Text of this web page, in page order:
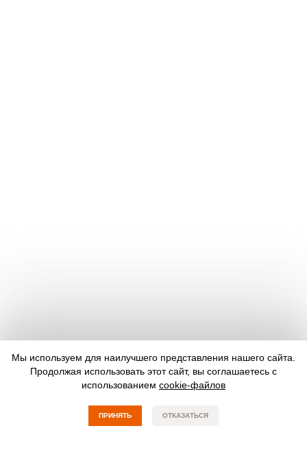
Мы используем для наилучшего представления нашего сайта.
Продолжая использовать этот сайт, вы соглашаетесь с
использованием cookie-файлов
ПРИНЯТЬ ОТКАЗАТЬСЯ